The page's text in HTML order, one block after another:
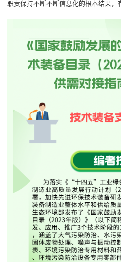
职责保持不断不断信息化的根本结果，